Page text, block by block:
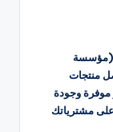
(مؤسسة
منتجات
موفرة وجودة
مشترياتك